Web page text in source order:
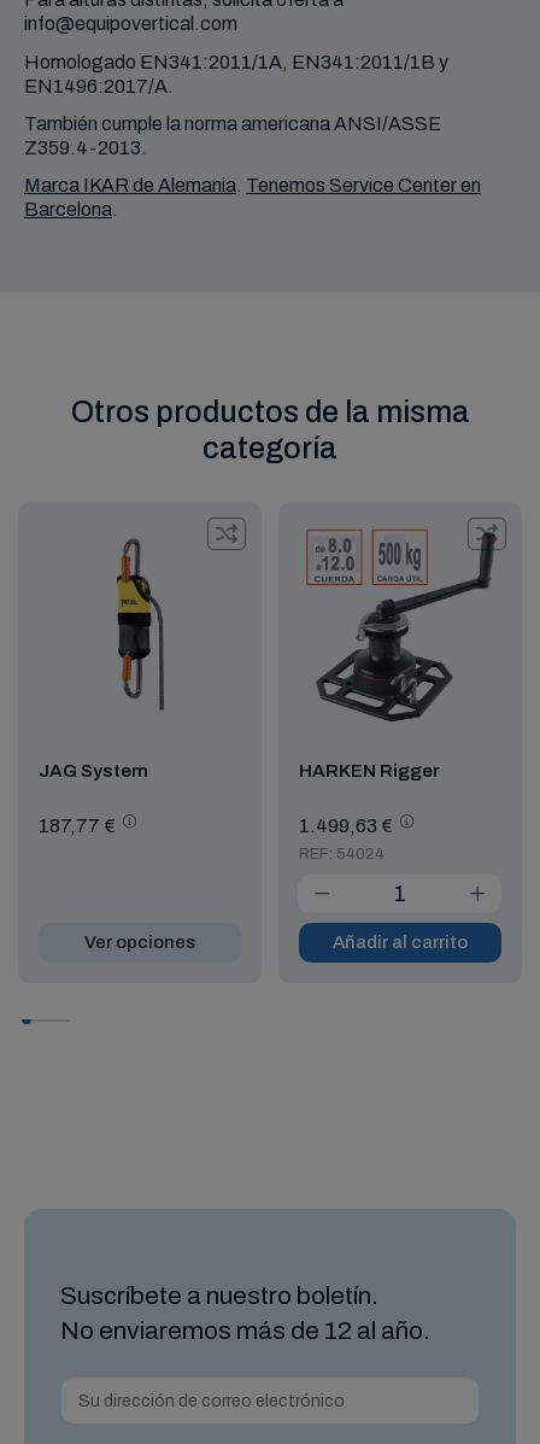
info@equipovertical.com
Homologado EN341:2011/1A, EN341:2011/1B y
EN1496:2017/A.
También cumple la norma americana ANSI/ASSE
Z359.4-2013.
Marca IKAR de Alemania. Tenemos Service Center en
Barcelona.
Otros productos de la misma
categoría
JAG System
187,77 €
Ver opciones
HARKEN Rigger
1.499,63 €
REF: 54024
Añadir al carrito
Suscríbete a nuestro boletín.
No enviaremos más de 12 al año.